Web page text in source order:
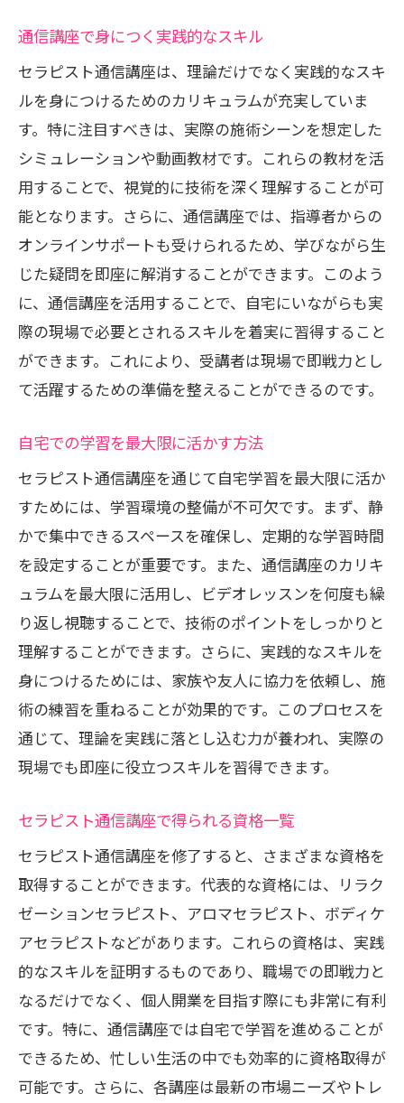
通信講座で身につく実践的なスキル
セラピスト通信講座は、理論だけでなく実践的なスキ
ルを身につけるためのカリキュラムが充実していま
す。特に注目すべきは、実際の施術シーンを想定した
シミュレーションや動画教材です。これらの教材を活
用することで、視覚的に技術を深く理解することが可
能となります。さらに、通信講座では、指導者からの
オンラインサポートも受けられるため、学びながら生
じた疑問を即座に解消することができます。このよう
に、通信講座を活用することで、自宅にいながらも実
際の現場で必要とされるスキルを着実に習得すること
ができます。これにより、受講者は現場で即戦力とし
て活躍するための準備を整えることができるのです。
自宅での学習を最大限に活かす方法
セラピスト通信講座を通じて自宅学習を最大限に活か
すためには、学習環境の整備が不可欠です。まず、静
かで集中できるスペースを確保し、定期的な学習時間
を設定することが重要です。また、通信講座のカリキ
ュラムを最大限に活用し、ビデオレッスンを何度も繰
り返し視聴することで、技術のポイントをしっかりと
理解することができます。さらに、実践的なスキルを
身につけるためには、家族や友人に協力を依頼し、施
術の練習を重ねることが効果的です。このプロセスを
通じて、理論を実践に落とし込む力が養われ、実際の
現場でも即座に役立つスキルを習得できます。
セラピスト通信講座で得られる資格一覧
セラピスト通信講座を修了すると、さまざまな資格を
取得することができます。代表的な資格には、リラク
ゼーションセラピスト、アロマセラピスト、ボディケ
アセラピストなどがあります。これらの資格は、実践
的なスキルを証明するものであり、職場での即戦力と
なるだけでなく、個人開業を目指す際にも非常に有利
です。特に、通信講座では自宅で学習を進めることが
できるため、忙しい生活の中でも効率的に資格取得が
可能です。さらに、各講座は最新の市場ニーズやトレ